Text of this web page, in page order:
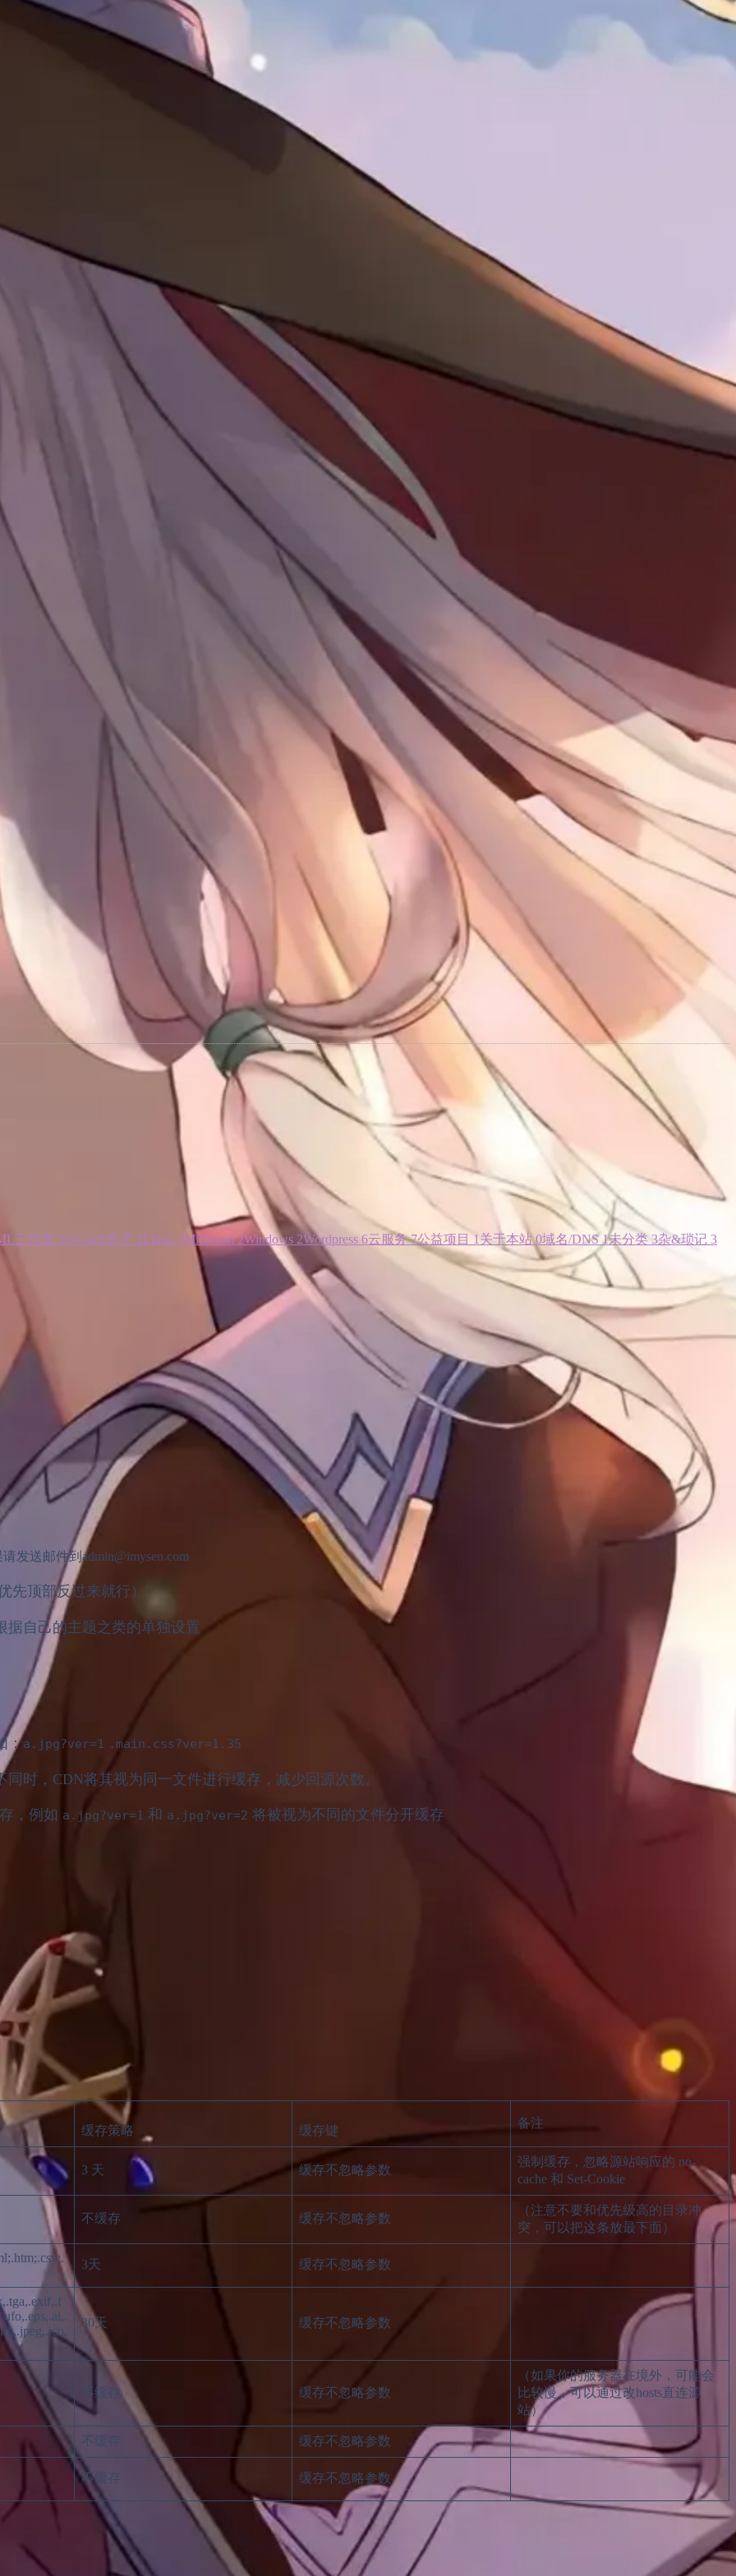
三件套 2iptv/arm盒子 2Linux 4Microsoft2Windows 2Wordpress 6云服务7公益项目 1 关于本站0域名/DNS1未分类 3杂&琐记 3
发送邮件到admin@imysen.com
先顶部反过来就行）
据自己的主题之类的单独设置
：a.jpg?ver=1 .main.css?ver=1.35
时，CDN将其视为同一文件进行缓存，减少回源次数。
，例如 a.jpg?ver=1 和 a.jpg?ver=2 将被视为不同的文件分开缓存
缓存策略 缓存键
备注
3 天 缓存不忽略参数
强制缓存，忽略源站响应的 no-
cache 和 Set-Cookie
不缓存 缓存不忽略参数
（注意不要和优先级高的目录冲
突，可以把这条放最下面）
3天 缓存不忽略参数
30天 缓存不忽略参数
不缓存 缓存不忽略参数
（如果你的服务器在境外，可能会
比较慢，可以通过改hosts直连源
站）
不缓存 缓存不忽略参数
不缓存 缓存不忽略参数